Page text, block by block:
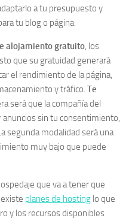
a tu presupuesto y
tu blog o página.
alojamiento gratuito, los
que su gratuidad generará
el rendimiento de la página,
y tráfico. Te
será que la compañía del
sin tu consentimiento,
segunda modalidad será una
muy bajo que puede
que va a tener que
planes de hosting lo que
y los recursos disponibles